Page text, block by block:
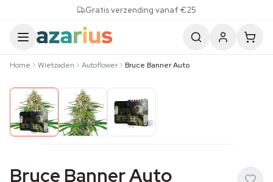
Gratis verzending vanaf €25
Home Wietzaden Autoflower Bruce Banner Auto
Bruce Banner Auto